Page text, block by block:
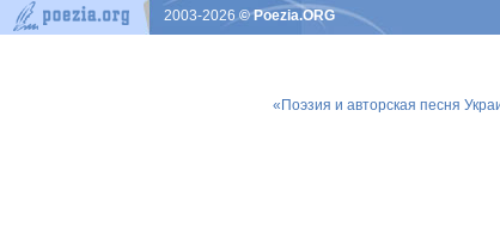
2003-2026© Poezia.ORG
«Поэзия и авторская песня